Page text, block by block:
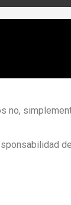
no,